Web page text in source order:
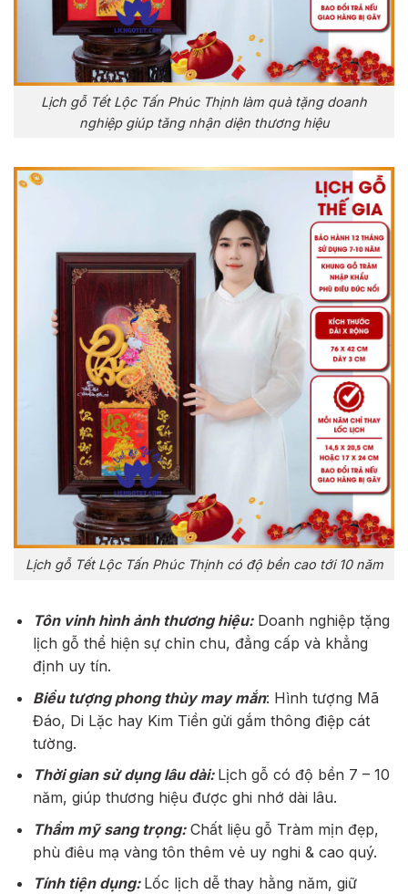
Lịch gỗ Tết Lộc Tấn Phúc Thịnh làm quà tặng doanh
nghiệp giúp tăng nhận diện thương hiệu
Lịch gỗ Tết Lộc Tấn Phúc Thịnh có độ bền cao tới 10 năm
Tôn vinh hình ảnh thương hiệu:Doanh nghiệp tặng
lịch gỗ thể hiện sự chỉn chu, đẳng cấp và khẳng
định uy tín.
Biểu tượng phong thủy may mắn: Hình tượng Mã
Đáo, Di Lặc hay Kim Tiền gửi gắm thông điệp cát
tường.
Thời gian sử dụng lâu dài: Lịch gỗ có độ bền 7 – 10
năm, giúp thương hiệu được ghi nhớ dài lâu.
Thẩm mỹ sang trọng:Chất liệu gỗ Tràm mịn đẹp,
phù điêu mạ vàng tôn thêm vẻ uy nghi & cao quý.
Tính tiện dụng: Lốc lịch dễ thay hằng năm, giữ